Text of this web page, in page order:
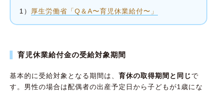
1） 厚生労働省「Q＆A〜育児休業給付〜」
育児休業給付金の受給対象期間
基本的に受給対象となる期間は、 育休の取得期間と同じで
す。男性の場合は配偶者の出産予定日から子どもが1歳にな